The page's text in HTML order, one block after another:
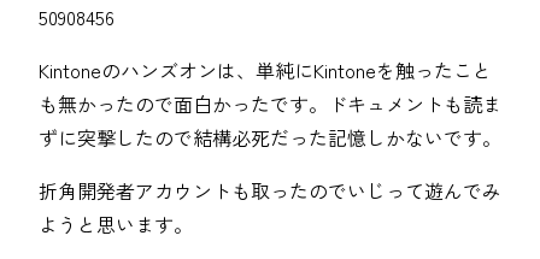
50908456
Kintoneのハンズオンは、単純にKintoneを触ったこと
も無かったので面白かったです。ドキュメントも読ま
ずに突撃したので結構必死だった記憶しかないです。
折角開発者アカウントも取ったのでいじって遊んでみ
ようと思います。